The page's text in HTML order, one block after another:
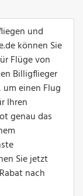
und
können Sie
Flüge von
Billigflieger
einen Flug
Ihren
genau das
Sie jetzt
nach